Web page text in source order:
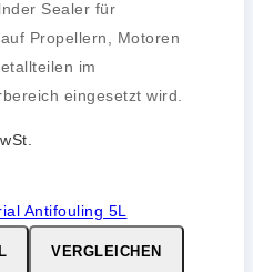
Sealer für
Propellern, Motoren
im
eingesetzt wird.
VERGLEICHEN